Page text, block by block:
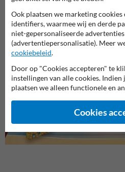
Overige veiligheidsborden
Ook plaatsen we marketing
identifiers, waarmee wij en derde
niet-gepersonaliseerde
(advertentiepersonalisatie). Meer
cookiebeleid.
Door op "Cookies accepteren" te
instellingen van alle cookies. Indien
plaatsen we alleen functionele en
Cookies